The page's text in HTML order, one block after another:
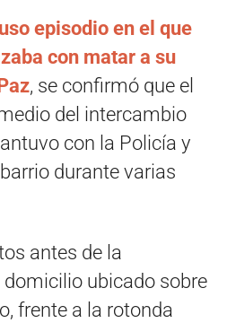
episodio en el que
con matar a su
, se confirmó que el
del intercambio
con la Policía y
durante varias
antes de la
ubicado sobre
frente a la rotonda